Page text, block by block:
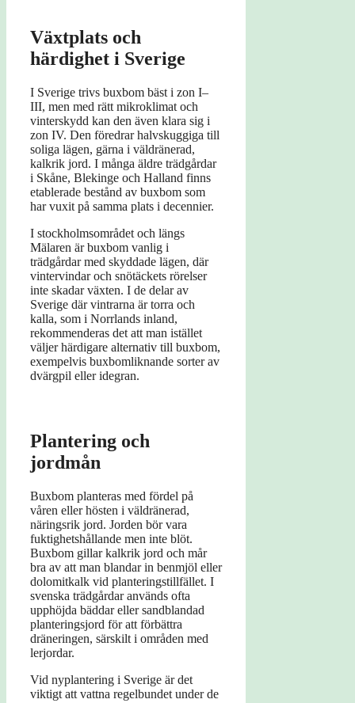
Växtplats och
härdighet i Sverige
I Sverige trivs buxbom bäst i zon I–
III, men med rätt mikroklimat och
vinterskydd kan den även klara sig i
zon IV. Den föredrar halvskuggiga till
soliga lägen, gärna i väldränerad,
kalkrik jord. I många äldre trädgårdar
i Skåne, Blekinge och Halland finns
etablerade bestånd av buxbom som
har vuxit på samma plats i decennier.
I stockholmsområdet och längs
Mälaren är buxbom vanlig i
trädgårdar med skyddade lägen, där
vintervindar och snötäckets rörelser
inte skadar växten. I de delar av
Sverige där vintrarna är torra och
kalla, som i Norrlands inland,
rekommenderas det att man istället
väljer härdigare alternativ till buxbom,
exempelvis buxbomliknande sorter av
dvärgpil eller idegran.
Plantering och
jordmån
Buxbom planteras med fördel på
våren eller hösten i väldränerad,
näringsrik jord. Jorden bör vara
fuktighetshållande men inte blöt.
Buxbom gillar kalkrik jord och mår
bra av att man blandar in benmjöl eller
dolomitkalk vid planteringstillfället. I
svenska trädgårdar används ofta
upphöjda bäddar eller sandblandad
planteringsjord för att förbättra
dräneringen, särskilt i områden med
lerjordar.
Vid nyplantering i Sverige är det
viktigt att vattna regelbundet under de